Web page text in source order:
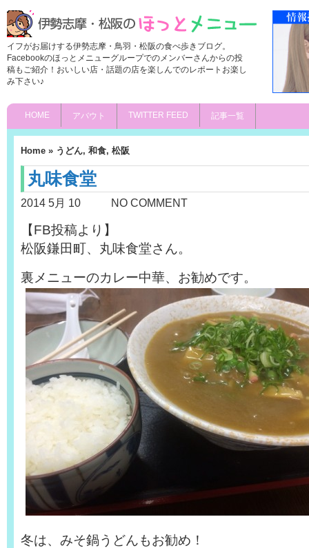
イフがお届けする伊勢志摩・鳥羽・松阪の食べ歩きブログ。
Facebookのほっとメニューグループでのメンバーさんからの投
稿もご紹介！おいしい店・話題の店を楽しんでのレポートお楽し
み下さい♪
HOME アバウト TWITTER FEED 記事一覧
Home » うどん, 和食, 松阪
丸味食堂
2014 5月 10 NO COMMENT
【FB投稿より】
松阪鎌田町、丸味食堂さん。
裏メニューのカレー中華、お勧めです。
冬は、みそ鍋うどんもお勧め！